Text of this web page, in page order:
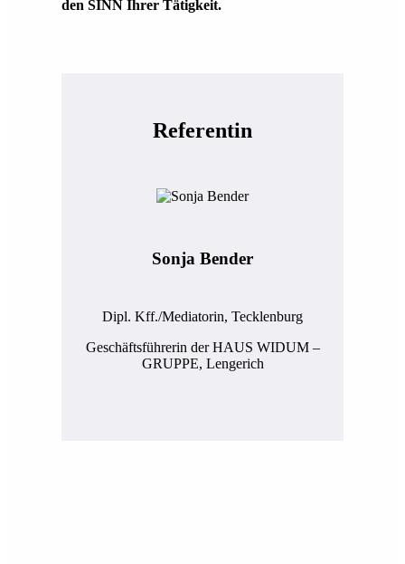
den SINN Ihrer Tätigkeit.
Referentin
Sonja Bender
Dipl. Kff./Mediatorin, Tecklenburg
Geschäftsführerin der HAUS WIDUM –
GRUPPE, Lengerich